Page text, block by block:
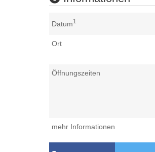
Datum1
Ort
Öffnungszeiten
mehr Informationen